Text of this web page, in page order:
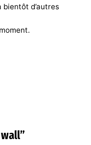
bientôt d’autres